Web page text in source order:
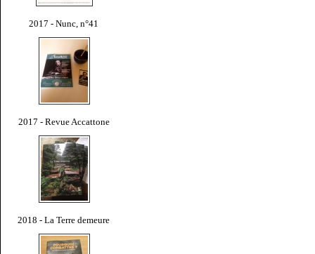
2017 - Nunc, n°41
2017 - Revue Accattone
2018 - La Terre demeure